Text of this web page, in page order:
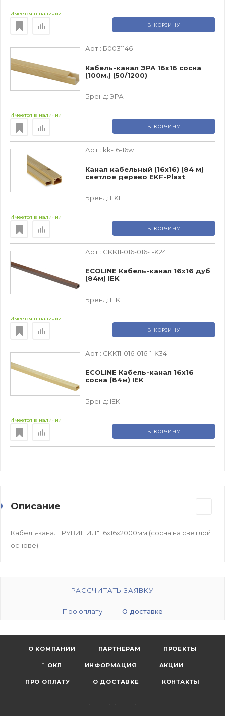
Имеется в наличии
В КОРЗИНУ
Арт.: Б0031146
Кабель-канал ЭРА 16x16 сосна
(100м.) (50/1200)
Бренд: ЭРА
Имеется в наличии
В КОРЗИНУ
Арт.: kk-16-16w
Канал кабельный (16х16) (84 м)
светлое дерево EKF-Plast
Бренд: EKF
Имеется в наличии
В КОРЗИНУ
Арт.: CKK11-016-016-1-K24
ECOLINE Кабель-канал 16х16 дуб
(84м) IEK
Бренд: IEK
Имеется в наличии
В КОРЗИНУ
Арт.: CKK11-016-016-1-K34
ECOLINE Кабель-канал 16х16
сосна (84м) IEK
Бренд: IEK
Имеется в наличии
В КОРЗИНУ
Описание
Кабель-канал "РУВИНИЛ" 16х16х2000мм (сосна на светлой
основе)
РАССЧИТАТЬ ЗАЯВКУ
Про оплату О доставке
О КОМПАНИИ ПАРТНЕРАМ ПРОЕКТЫ
ОКЛ ИНФОРМАЦИЯ АКЦИИ
ПРО ОПЛАТУ О ДОСТАВКЕ КОНТАКТЫ